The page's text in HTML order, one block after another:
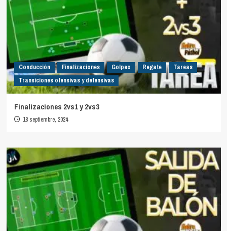
Conducción Finalizaciones Golpeo Regate
Tareas
Transiciones ofensivas y defensivas
Finalizaciones 2vs1 y 2vs3
18 septiembre, 2024